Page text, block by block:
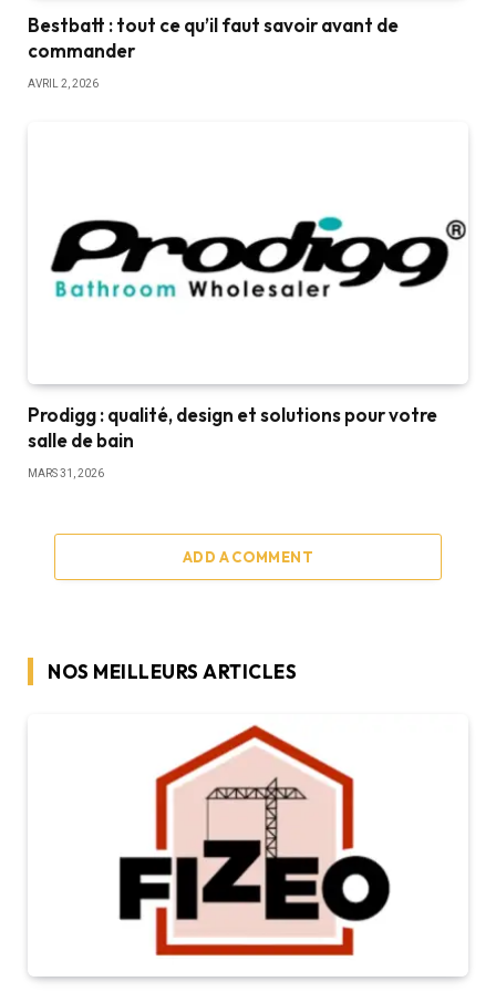
Bestbatt : tout ce qu’il faut savoir avant de
commander
AVRIL 2, 2026
Prodigg : qualité, design et solutions pour votre
salle de bain
MARS 31, 2026
ADD A COMMENT
NOS MEILLEURS ARTICLES